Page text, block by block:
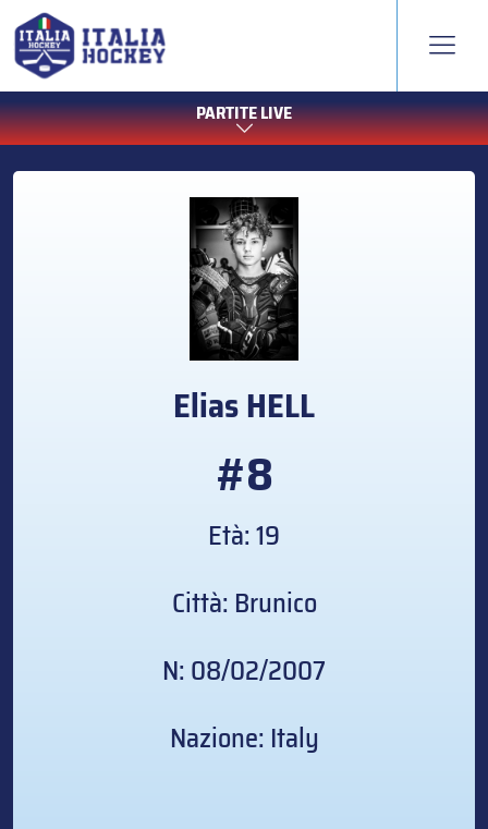
PARTITE LIVE
EliasHELL
#8
Età: 19
Città: Brunico
N: 08/02/2007
Nazione: Italy